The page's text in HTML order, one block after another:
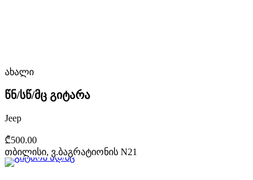
ახალი
წნ/სწ/მც გიტარა
Jeep
₾500.00
თბილისი, ვ.ბაგრატიონის N21